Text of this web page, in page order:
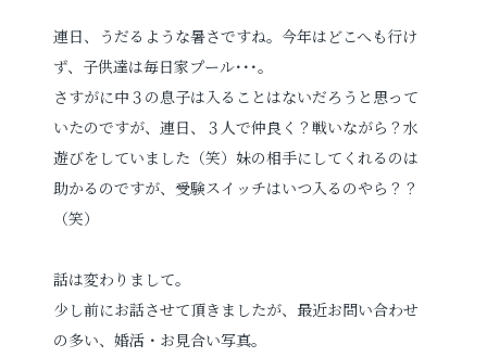
プロフィールフォト 婚活写真
証明写真 シニア・還暦写真
見学予約
連日、うだるような暑さですね。今年はどこへも行け
ず、子供達は毎日家プール･･･。
さすがに中３の息子は入ることはないだろうと思って
いたのですが、連日、３人で仲良く？戦いながら？水
遊びをしていました（笑）妹の相手にしてくれるのは
助かるのですが、受験スイッチはいつ入るのやら？？
（笑）
話は変わりまして。
少し前にお話させて頂きましたが、最近お問い合わせ
の多い、婚活・お見合い写真。